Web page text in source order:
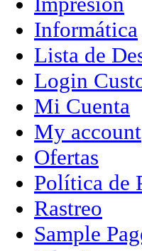
Informática
Lista de
Login
Mi Cuenta
My account
Ofertas
Política de
Rastreo
Sample